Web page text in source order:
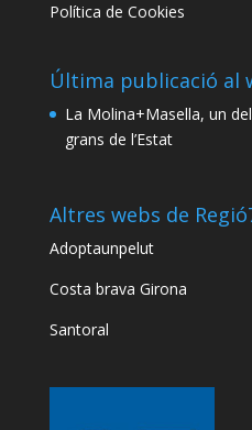
Política de Cookies
Última publicació al
La Molina+Masella, un
grans de l’Estat
Altres webs de
Adoptaunpelut
Costa brava Girona
Santoral